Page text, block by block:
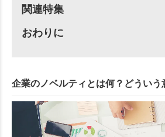
関連特集
おわりに
企業のノベルティとは何？どういう